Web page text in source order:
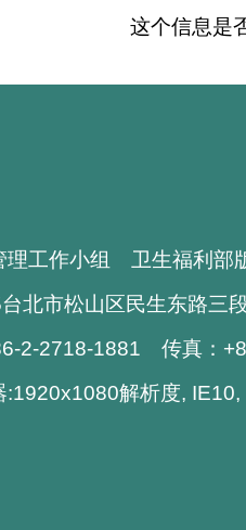
这个信息是
理工作小组 卫生福利部
北市松山区民生东路三
2-2718-1881 传真：
:1920x1080解析度,